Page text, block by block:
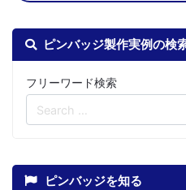
ピンバッジ製作実例の検
フリーワード検索
Search
ピンバッジを知る